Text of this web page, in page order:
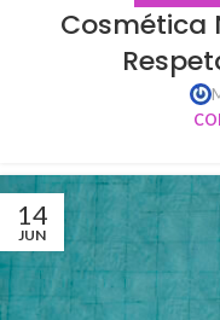
Cosmética
14
JUN